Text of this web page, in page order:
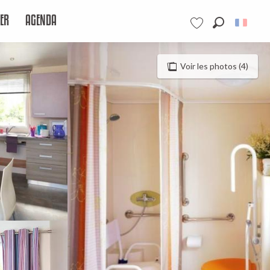
Voir les favoris
AGENDA
Voir les photos (4)